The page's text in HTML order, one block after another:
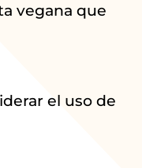
vegana que
el uso de